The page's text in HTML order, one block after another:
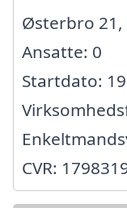
Østerbro 21,
Ansatte: 0
Startdato:
CVR: